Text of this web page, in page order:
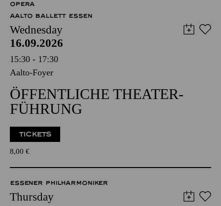
OPERA
AALTO BALLETT ESSEN
Wednesday
16.09.2026
15:30 - 17:30
Aalto-Foyer
ÖFFENTLICHE THEATER­
FÜHRUNG
TICKETS
8,00 €
ESSENER PHILHARMONIKER
Thursday